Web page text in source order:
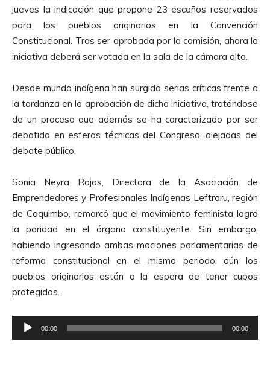
jueves la indicación que propone 23 escaños reservados
para los pueblos originarios en la Convención
Constitucional. Tras ser aprobada por la comisión, ahora la
iniciativa deberá ser votada en la sala de la cámara alta.
Desde mundo indígena han surgido serias críticas frente a
la tardanza en la aprobación de dicha iniciativa, tratándose
de un proceso que además se ha caracterizado por ser
debatido en esferas técnicas del Congreso, alejadas del
debate público.
Sonia Neyra Rojas, Directora de la Asociación de
Emprendedores y Profesionales Indígenas Leftraru, región
de Coquimbo, remarcó que el movimiento feminista logró
la paridad en el órgano constituyente. Sin embargo,
habiendo ingresando ambas mociones parlamentarias de
reforma constitucional en el mismo periodo, aún los
pueblos originarios están a la espera de tener cupos
protegidos.
e
00:00 00:00